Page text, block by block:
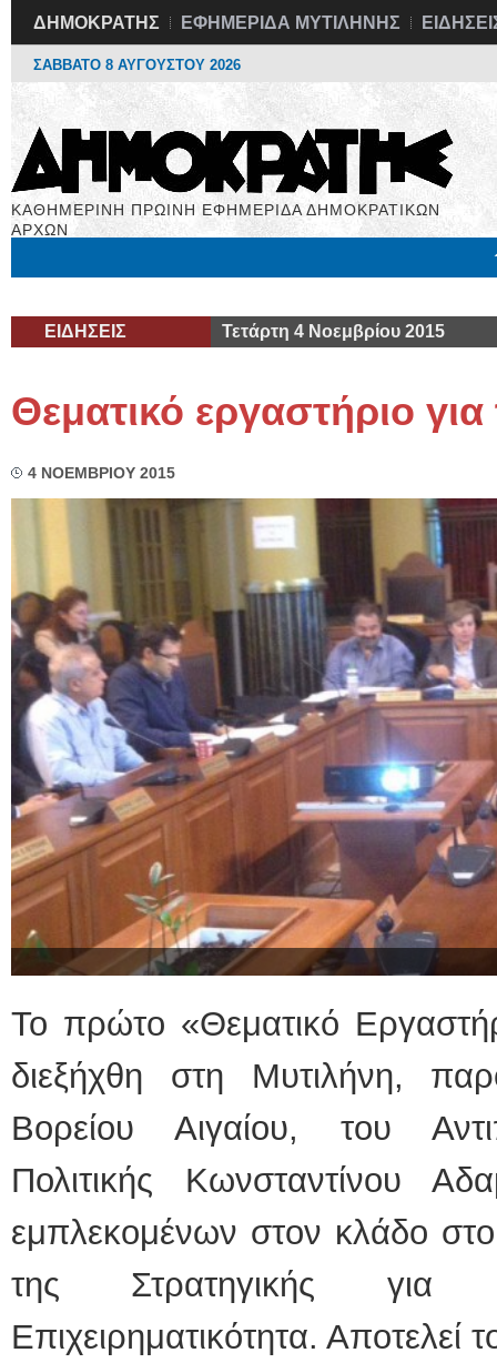
ΔΗΜΟΚΡΑΤΗΣ ΕΦΗΜΕΡΙΔΑ ΜΥΤΙΛΗΝΗΣ
ΣΑΒΒΑΤΟ 8 ΑΥΓΟΥΣΤΟΥ 2026
ΚΑΘΗΜΕΡΙΝΗ ΠΡΩΙΝΗ ΕΦΗΜΕΡΙΔΑ ΔΗΜΟΚΡΑΤΙΚΩΝ
ΑΡΧΩΝ
ΕΙΔΗΣΕΙΣ Τετάρτη 4 Νοεμβρίου 2015
Θεματικό εργαστήριο για
4 ΝΟΕΜΒΡΙΟΥ 2015
Το πρώτο «Θεματικό
διεξήχθη στη Μυτιλήνη,
Βορείου Αιγαίου, του
Πολιτικής Κωνσταντίνου
εμπλεκομένων στον κλάδο
της Στρατηγικής για
Επιχειρηματικότητα.
ΕΙΔΙΚΟΣ ΚΑΡΔΙΟΛΟΓΟΣ
ΚΩΝΣΤΑΝΤΙΝΟΣ
Holter πίεσης και
υπέρηχος
Μυτιλήνη
Γέρα:Παπάδος
Φυσικοθεραπεύτρια
Σταυρουλάκη-
Πτυχιούχος
ΑΤΕΙ
Σύμβαση με
Ασκληπιού 39
Μυτιλήνη